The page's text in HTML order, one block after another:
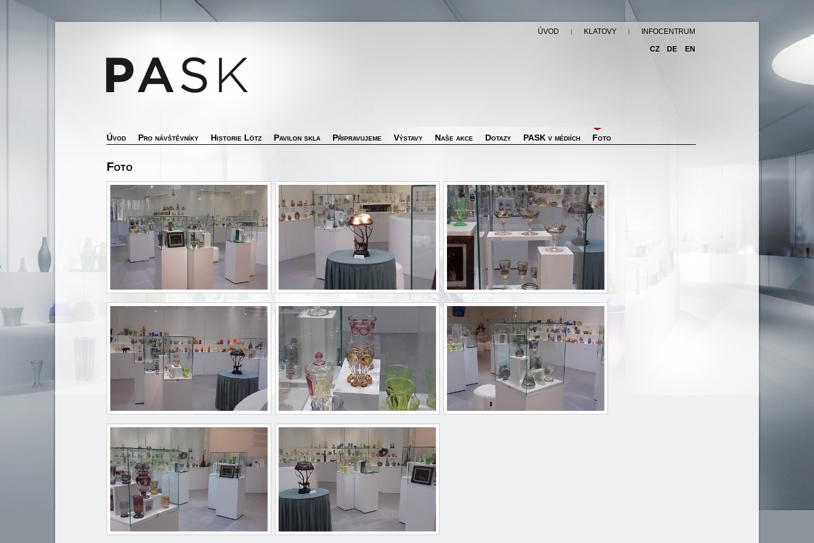
CZ DE EN
ÚVOD KLATOVY INFOCENTRUM
Úvod Pro návštěvníky Historie Lötz Pavilon skla Připravujeme Výstavy Naše akce Dotazy PASK v médiích Foto
Foto